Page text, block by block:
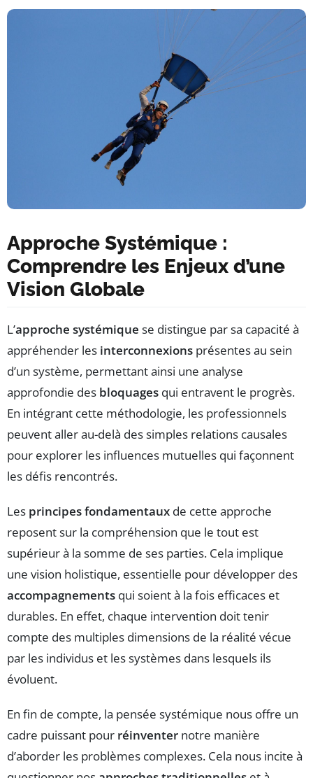
Approche Systémique :
Comprendre les Enjeux d’une
Vision Globale
L’approche systémique se distingue par sa capacité à
appréhender les interconnexions présentes au sein
d’un système, permettant ainsi une analyse
approfondie des bloquages qui entravent le progrès.
En intégrant cette méthodologie, les professionnels
peuvent aller au-delà des simples relations causales
pour explorer les influences mutuelles qui façonnent
les défis rencontrés.
Les principes fondamentaux de cette approche
reposent sur la compréhension que le tout est
supérieur à la somme de ses parties. Cela implique
une vision holistique, essentielle pour développer des
accompagnements qui soient à la fois efficaces et
durables. En effet, chaque intervention doit tenir
compte des multiples dimensions de la réalité vécue
par les individus et les systèmes dans lesquels ils
évoluent.
En fin de compte, la pensée systémique nous offre un
cadre puissant pour réinventer notre manière
d’aborder les problèmes complexes. Cela nous incite à